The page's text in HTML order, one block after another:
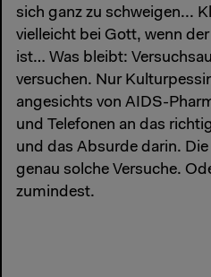
sich ganz zu schweigen...
vielleicht bei Gott, wenn
ist… Was bleibt:
versuchen. Nur
angesichts von AIDS-
und Telefonen an das
und das Absurde darin.
genau solche Versuche.
zumindest.